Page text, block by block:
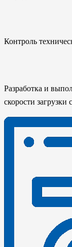
Контроль
Разработка и
скорости загрузки